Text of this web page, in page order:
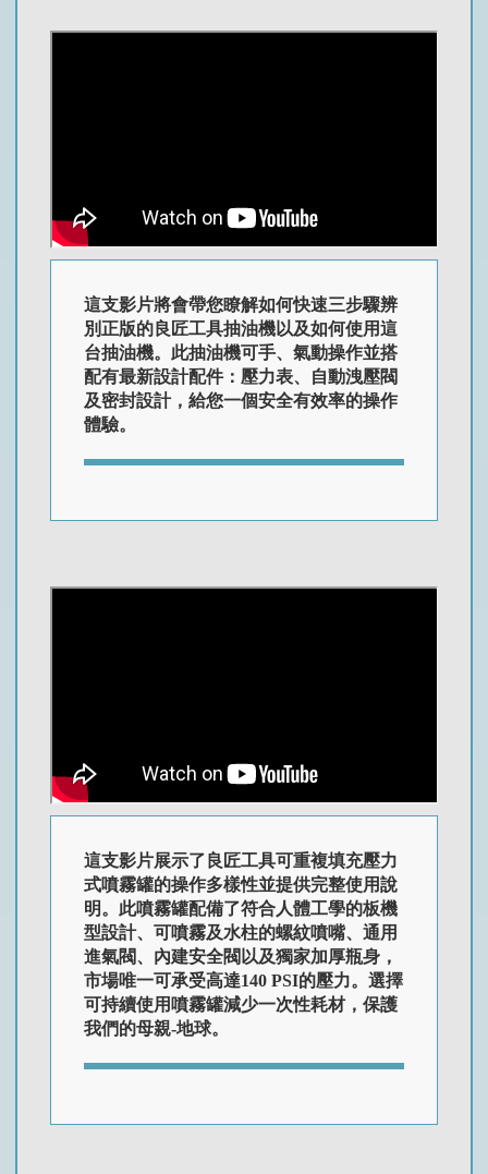
這支影片將會帶您瞭解如何快速三步驟辨
別正版的良匠工具抽油機以及如何使用這
台抽油機。此抽油機可手、氣動操作並搭
配有最新設計配件：壓力表、自動洩壓閥
及密封設計，給您一個安全有效率的操作
體驗。
這支影片展示了良匠工具可重複填充壓力
式噴霧罐的操作多樣性並提供完整使用說
明。此噴霧罐配備了符合人體工學的板機
型設計、可噴霧及水柱的螺紋噴嘴、通用
進氣閥、內建安全閥以及獨家加厚瓶身，
市場唯一可承受高達140 PSI的壓力。選擇
可持續使用噴霧罐減少一次性耗材，保護
我們的母親-地球。